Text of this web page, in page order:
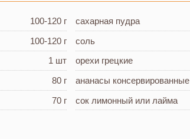
100-120 г
100-120 г
1 шт
80 г
70 г
сахарная пудра
соль
орехи грецкие
ананасы консервированные
сок лимонный или лайма